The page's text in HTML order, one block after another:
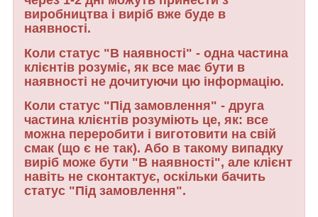
виробництва і виріб вже буде в
наявності.
Коли статус "В наявності" - одна частина
клієнтів розуміє, як все має бути в
наявності не дочитуючи цю інформацію.
Коли статус "Під замовлення" - друга
частина клієнтів розуміють це, як: все
можна переробити і виготовити на свій
смак (що є не так). Або в такому випадку
виріб може бути "В наявності", але клієнт
навіть не сконтактує, оскільки бачить
статус "Під замовлення".